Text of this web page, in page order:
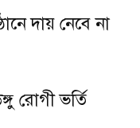
দায় নেবে না
রোগী ভর্তি